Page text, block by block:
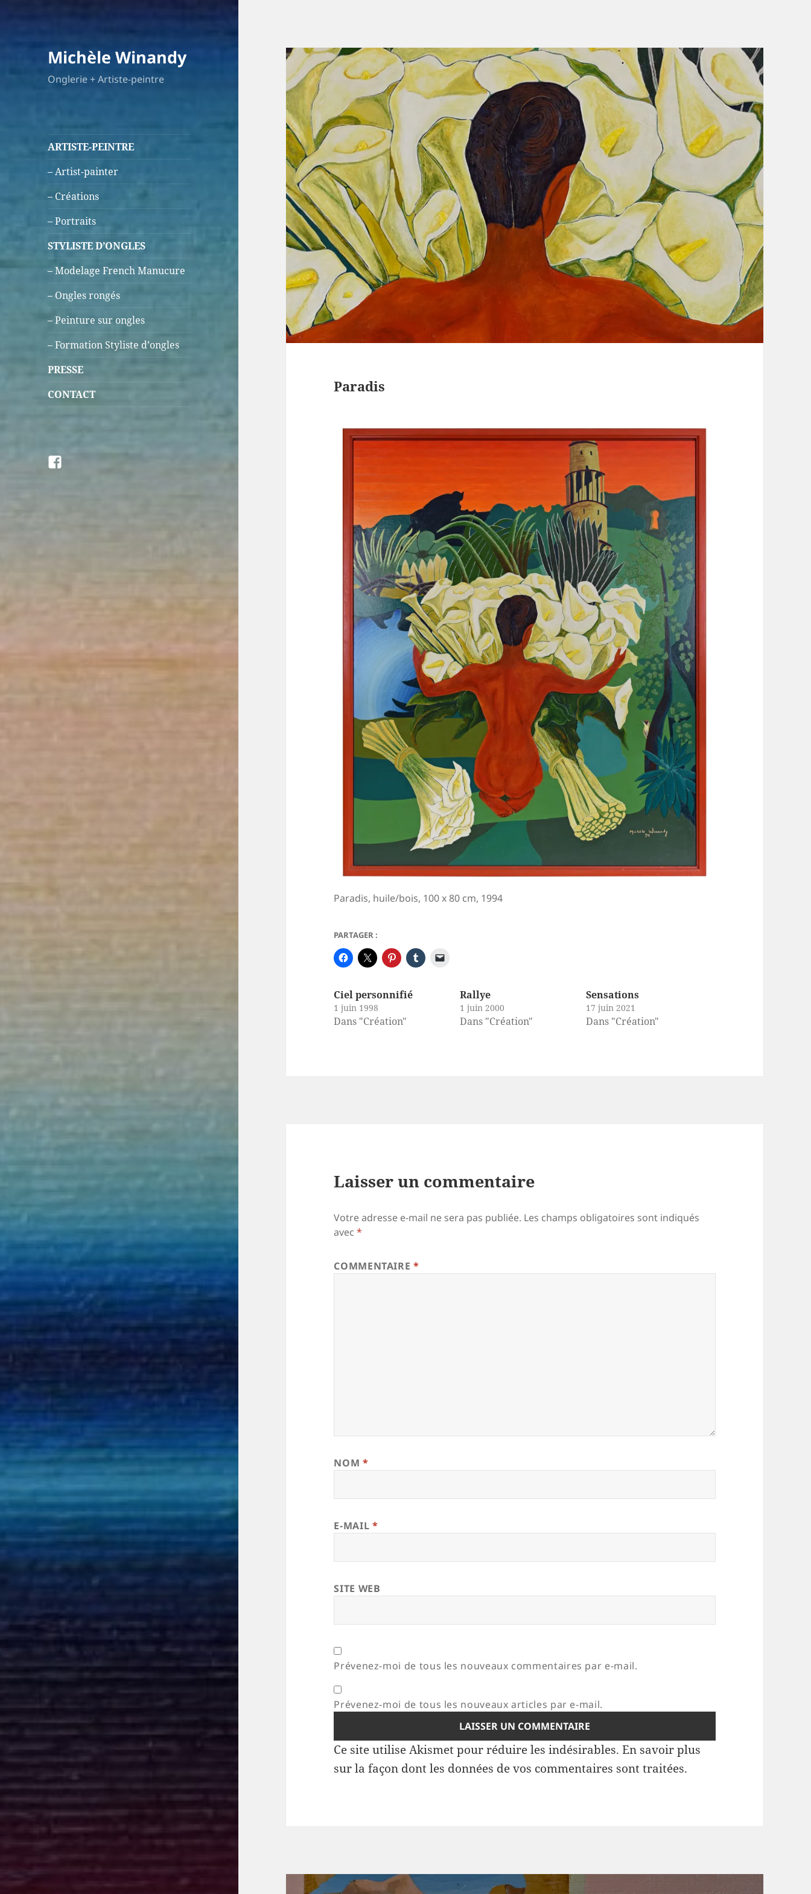
Michèle Winandy
Onglerie + Artiste-peintre
ARTISTE-PEINTRE
– Artist-painter
– Créations
– Portraits
STYLISTE D’ONGLES
– Modelage French Manucure
– Ongles rongés
– Peinture sur ongles
– Formation Styliste d’ongles
PRESSE
CONTACT
Facebook
Paradis
Paradis, huile/bois, 100 x 80 cm, 1994
PARTAGER :
Ciel personnifié
1 juin 1998
Dans "Création"
Rallye
1 juin 2000
Dans "Création"
Sensations
17 juin 2021
Dans "Création"
Laisser un commentaire
Votre adresse e-mail ne sera pas publiée. Les champs obligatoires sont indiqués
avec*
COMMENTAIRE*
NOM *
E-MAIL *
SITE WEB
Prévenez-moi de tous les nouveaux commentaires par e-mail.
Prévenez-moi de tous les nouveaux articles par e-mail.
Ce site utilise Akismet pour réduire les indésirables.En savoir plus
sur la façon dont les données de vos commentaires sont traitées.
Navigation